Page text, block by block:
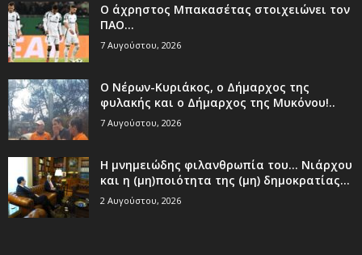
Ο άχρηστος Μπακασέτας στοιχειώνει τον
ΠΑΟ…
7 Αυγούστου, 2026
Ο Νέρων-Κυριάκος, o Δήμαρχος της
φυλακής και ο Δήμαρχος της Μυκόνου!..
7 Αυγούστου, 2026
Η μνημειώδης φιλανθρωπία του… Νιάρχου
και η (μη)ποιότητα της (μη) δημοκρατίας...
2 Αυγούστου, 2026